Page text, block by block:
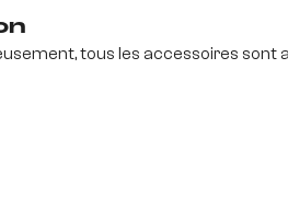
tous les accessoires sont